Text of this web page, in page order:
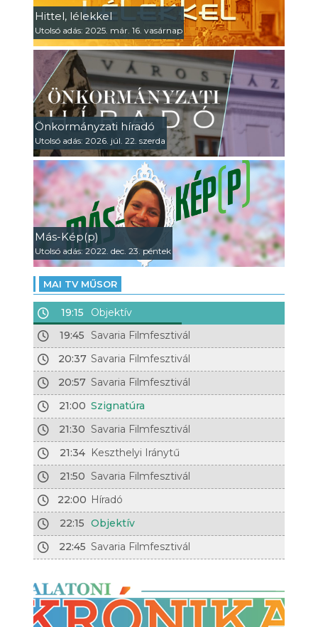
Hittel, lélekkel
Utolsó adás: 2025. már. 16. vasárnap
Önkormányzati híradó
Utolsó adás: 2026. júl. 22. szerda
Más-Kép(p)
Utolsó adás: 2022. dec. 23. péntek
MAI TV MŰSOR
19:15
Objektív
19:45
Savaria Filmfesztivál
20:37 Savaria Filmfesztivál
20:57 Savaria Filmfesztivál
21:00 Szignatúra
21:30 Savaria Filmfesztivál
21:34 Keszthelyi Iránytű
21:50 Savaria Filmfesztivál
22:00 Híradó
22:15 Objektív
22:45 Savaria Filmfesztivál